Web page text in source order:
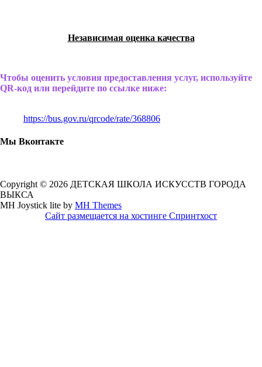
Независимая оценка качества
Чтобы оценить условия предоставления услуг, используйте
QR-код или перейдите по ссылке ниже:
https://bus.gov.ru/qrcode/rate/368806
Мы Вконтакте
Copyright © 2026 ДЕТСКАЯ ШКОЛА ИСКУССТВ ГОРОДА
ВЫКСА
MH Joystick lite by MH Themes
Сайт размещается на хостинге Спринтхост